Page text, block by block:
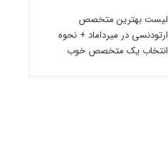
لیست بهترین متخصص
ارتودنسی در میرداماد + نحوه
انتخاب یک متخصص خوب